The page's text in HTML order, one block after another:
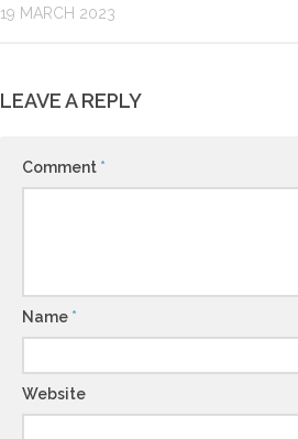
19 MARCH 2023
LEAVE A REPLY
Comment *
Name *
Website